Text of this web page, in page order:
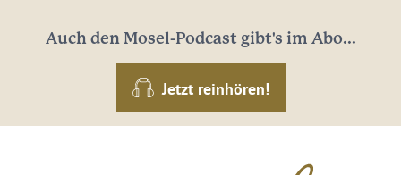
Auch den Mosel-Podcast gibt's im Abo...
Jetzt reinhören!